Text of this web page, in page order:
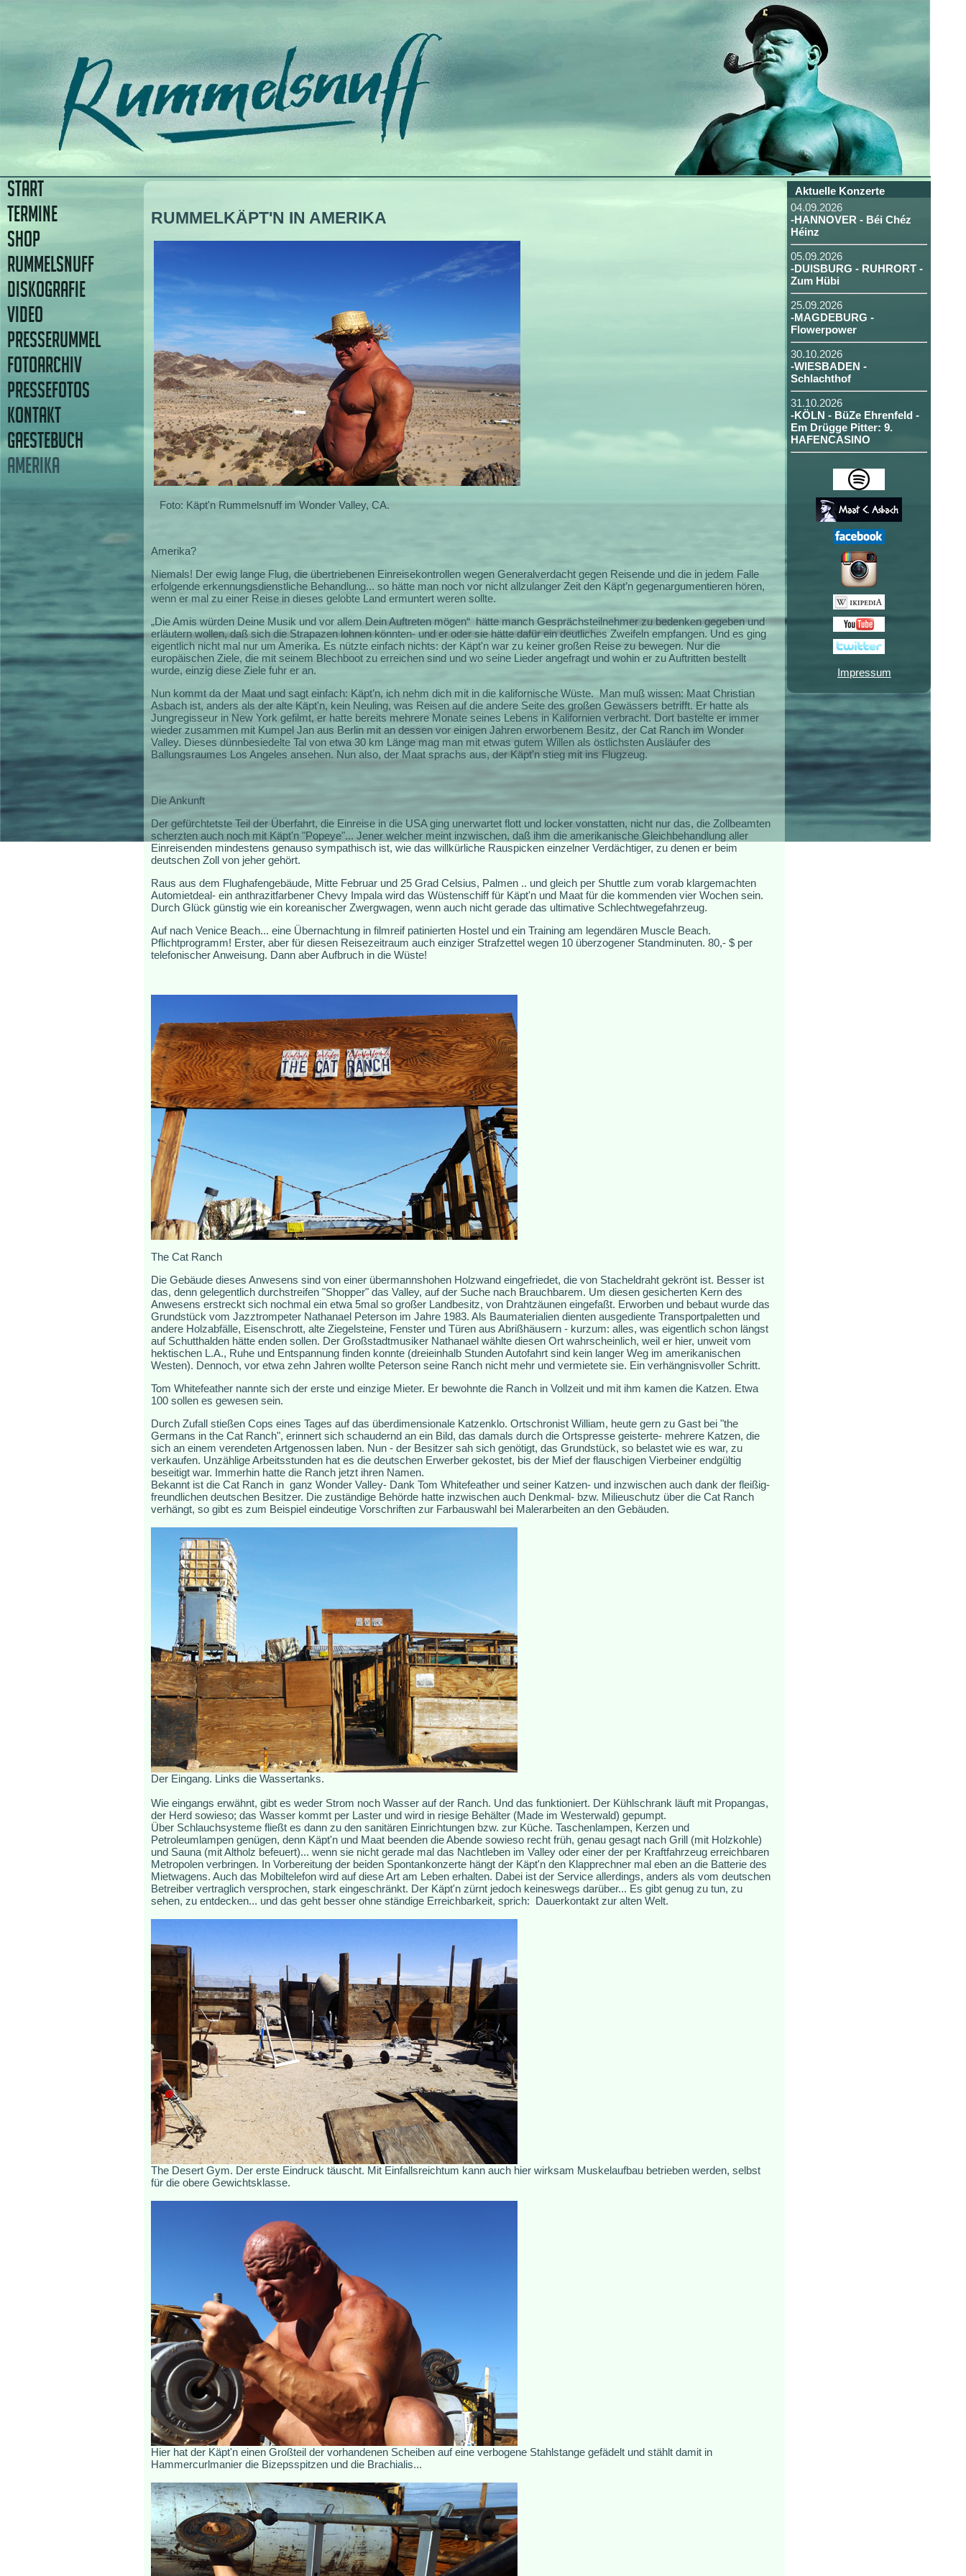
RUMMELKÄPT'N IN AMERIKA
Foto: Käpt'n Rummelsnuff im Wonder Valley, CA.
Amerika?
Niemals! Der ewig lange Flug, die übertriebenen Einreisekontrollen wegen Generalverdacht gegen Reisende und die in jedem Falle
erfolgende erkennungsdienstliche Behandlung... so hätte man noch vor nicht allzulanger Zeit den Käpt’n gegenargumentieren hören,
wenn er mal zu einer Reise in dieses gelobte Land ermuntert weren sollte.
„Die Amis würden Deine Musik und vor allem Dein Auftreten mögen“ hätte manch Gesprächsteilnehmer zu bedenken gegeben und
erläutern wollen, daß sich die Strapazen lohnen könnten- und er oder sie hätte dafür ein deutliches Zweifeln empfangen. Und es ging
eigentlich nicht mal nur um Amerika. Es nützte einfach nichts: der Käpt'n war zu keiner großen Reise zu bewegen. Nur die
europäischen Ziele, die mit seinem Blechboot zu erreichen sind und wo seine Lieder angefragt und wohin er zu Auftritten bestellt
wurde, einzig diese Ziele fuhr er an.
Nun kommt da der Maat und sagt einfach: Käpt’n, ich nehm dich mit in die kalifornische Wüste. Man muß wissen: Maat Christian
Asbach ist, anders als der alte Käpt'n, kein Neuling, was Reisen auf die andere Seite des großen Gewässers betrifft. Er hatte als
Jungregisseur in New York gefilmt, er hatte bereits mehrere Monate seines Lebens in Kalifornien verbracht. Dort bastelte er immer
wieder zusammen mit Kumpel Jan aus Berlin mit an dessen vor einigen Jahren erworbenem Besitz, der Cat Ranch im Wonder
Valley. Dieses dünnbesiedelte Tal von etwa 30 km Länge mag man mit etwas gutem Willen als östlichsten Ausläufer des
Ballungsraumes Los Angeles ansehen. Nun also, der Maat sprachs aus, der Käpt'n stieg mit ins Flugzeug.
Die Ankunft
Der gefürchtetste Teil der Überfahrt, die Einreise in die USA ging unerwartet flott und locker vonstatten, nicht nur das, die Zollbeamten
scherzten auch noch mit Käpt'n "Popeye"... Jener welcher meint inzwischen, daß ihm die amerikanische Gleichbehandlung aller
Einreisenden mindestens genauso sympathisch ist, wie das willkürliche Rauspicken einzelner Verdächtiger, zu denen er beim
deutschen Zoll von jeher gehört.
Raus aus dem Flughafengebäude, Mitte Februar und 25 Grad Celsius, Palmen .. und gleich per Shuttle zum vorab klargemachten
Automietdeal- ein anthrazitfarbener Chevy Impala wird das Wüstenschiff für Käpt'n und Maat für die kommenden vier Wochen sein.
Durch Glück günstig wie ein koreanischer Zwergwagen, wenn auch nicht gerade das ultimative Schlechtwegefahrzeug.
Auf nach Venice Beach... eine Übernachtung in filmreif patinierten Hostel und ein Training am legendären Muscle Beach.
Pflichtprogramm! Erster, aber für diesen Reisezeitraum auch einziger Strafzettel wegen 10 überzogener Standminuten. 80,- $ per
telefonischer Anweisung. Dann aber Aufbruch in die Wüste!
The Cat Ranch
Die Gebäude dieses Anwesens sind von einer übermannshohen Holzwand eingefriedet, die von Stacheldraht gekrönt ist. Besser ist
das, denn gelegentlich durchstreifen "Shopper" das Valley, auf der Suche nach Brauchbarem. Um diesen gesicherten Kern des
Anwesens erstreckt sich nochmal ein etwa 5mal so großer Landbesitz, von Drahtzäunen eingefaßt. Erworben und bebaut wurde das
Grundstück vom Jazztrompeter Nathanael Peterson im Jahre 1983. Als Baumaterialien dienten ausgediente Transportpaletten und
andere Holzabfälle, Eisenschrott, alte Ziegelsteine, Fenster und Türen aus Abrißhäusern - kurzum: alles, was eigentlich schon längst
auf Schutthalden hätte enden sollen. Der Großstadtmusiker Nathanael wählte diesen Ort wahrscheinlich, weil er hier, unweit vom
hektischen L.A., Ruhe und Entspannung finden konnte (dreieinhalb Stunden Autofahrt sind kein langer Weg im amerikanischen
Westen). Dennoch, vor etwa zehn Jahren wollte Peterson seine Ranch nicht mehr und vermietete sie. Ein verhängnisvoller Schritt.
Tom Whitefeather nannte sich der erste und einzige Mieter. Er bewohnte die Ranch in Vollzeit und mit ihm kamen die Katzen. Etwa
100 sollen es gewesen sein.
Durch Zufall stießen Cops eines Tages auf das überdimensionale Katzenklo. Ortschronist William, heute gern zu Gast bei "the
Germans in the Cat Ranch", erinnert sich schaudernd an ein Bild, das damals durch die Ortspresse geisterte- mehrere Katzen, die
sich an einem verendeten Artgenossen laben. Nun - der Besitzer sah sich genötigt, das Grundstück, so belastet wie es war, zu
verkaufen. Unzählige Arbeitsstunden hat es die deutschen Erwerber gekostet, bis der Mief der flauschigen Vierbeiner endgültig
beseitigt war. Immerhin hatte die Ranch jetzt ihren Namen.
Bekannt ist die Cat Ranch in ganz Wonder Valley- Dank Tom Whitefeather und seiner Katzen- und inzwischen auch dank der fleißig-
freundlichen deutschen Besitzer. Die zuständige Behörde hatte inzwischen auch Denkmal- bzw. Milieuschutz über die Cat Ranch
verhängt, so gibt es zum Beispiel eindeutige Vorschriften zur Farbauswahl bei Malerarbeiten an den Gebäuden.
Der Eingang. Links die Wassertanks.
Wie eingangs erwähnt, gibt es weder Strom noch Wasser auf der Ranch. Und das funktioniert. Der Kühlschrank läuft mit Propangas,
der Herd sowieso; das Wasser kommt per Laster und wird in riesige Behälter (Made im Westerwald) gepumpt.
Über Schlauchsysteme fließt es dann zu den sanitären Einrichtungen bzw. zur Küche. Taschenlampen, Kerzen und
Petroleumlampen genügen, denn Käpt'n und Maat beenden die Abende sowieso recht früh, genau gesagt nach Grill (mit Holzkohle)
und Sauna (mit Altholz befeuert)... wenn sie nicht gerade mal das Nachtleben im Valley oder einer der per Kraftfahrzeug erreichbaren
Metropolen verbringen. In Vorbereitung der beiden Spontankonzerte hängt der Käpt'n den Klapprechner mal eben an die Batterie des
Mietwagens. Auch das Mobiltelefon wird auf diese Art am Leben erhalten. Dabei ist der Service allerdings, anders als vom deutschen
Betreiber vertraglich versprochen, stark eingeschränkt. Der Käpt'n zürnt jedoch keineswegs darüber... Es gibt genug zu tun, zu
sehen, zu entdecken... und das geht besser ohne ständige Erreichbarkeit, sprich: Dauerkontakt zur alten Welt.
The Desert Gym. Der erste Eindruck täuscht. Mit Einfallsreichtum kann auch hier wirksam Muskelaufbau betrieben werden, selbst
für die obere Gewichtsklasse.
Hier hat der Käpt'n einen Großteil der vorhandenen Scheiben auf eine verbogene Stahlstange gefädelt und stählt damit in
Hammercurlmanier die Bizepsspitzen und die Brachialis...
START
TERMINE
SHOP
RUMMELSNUFF
DISKOGRAFIE
VIDEO
PRESSERUMMEL
FOTOARCHIV
PRESSEFOTOS
KONTAKT
GAESTEBUCH
AMERIKA
Aktuelle Konzerte
04.09.2026
-HANNOVER - Béi Chéz
Héinz
05.09.2026
-DUISBURG - RUHRORT -
Zum Hübi
25.09.2026
-MAGDEBURG -
Flowerpower
30.10.2026
-WIESBADEN -
Schlachthof
31.10.2026
-KÖLN - BüZe Ehrenfeld -
Em Drügge Pitter: 9.
HAFENCASINO
Impressum